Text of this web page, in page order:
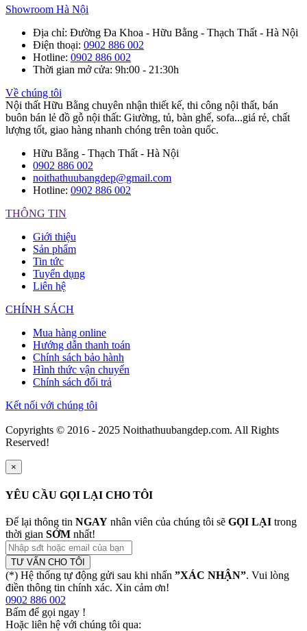
Showroom Hà Nội
Địa chỉ: Đường Đa Khoa - Hữu Bằng - Thạch Thất - Hà Nội
Điện thoại: 0902 886 002
Hotline: 0902 886 002
Thời gian mở cửa: 9h:00 - 21:30h
Về chúng tôi
Nội thất Hữu Bằng chuyên nhận thiết kế, thi công nội thất, bán
buôn bán lẻ đồ gỗ nội thất: Giường, tủ, bàn ghế, sofa...giá rẻ, chất
lượng tốt, giao hàng nhanh chóng trên toàn quốc.
Hữu Bằng - Thạch Thất - Hà Nội
0902 886 002
noithathuubangdep@gmail.com
Hotline: 0902 886 002
THÔNG TIN
Giới thiệu
Sản phẩm
Tin tức
Tuyển dụng
Liên hệ
CHÍNH SÁCH
Mua hàng online
Hướng dẫn thanh toán
Chính sách bảo hành
Hình thức vận chuyển
Chính sách đổi trả
Kết nối với chúng tôi
Copyrights © 2016 - 2025 Noithathuubangdep.com. All Rights
Reserved!
×
YÊU CẦU GỌI LẠI CHO TÔI
Để lại thông tin NGAY nhân viên của chúng tôi sẽ GỌI LẠI trong
thời gian SỚM nhất!
TƯ VẤN CHO TÔI
(*) Hệ thống tự động gửi sau khi nhấn ”XÁC NHẬN”. Vui lòng
điền thông tin chính xác. Xin cảm ơn!
0902 886 002
Bấm để gọi ngay !
Hoặc liên hệ với chúng tôi qua: